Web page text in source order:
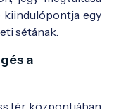
kiindulópontja egy
sétának.
a
a 20. század
tér központjában